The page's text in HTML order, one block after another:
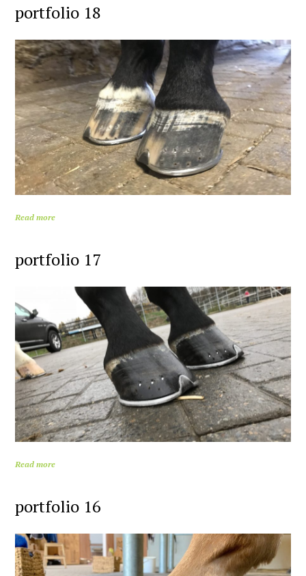
portfolio 18
Read more
portfolio 17
Read more
portfolio 16